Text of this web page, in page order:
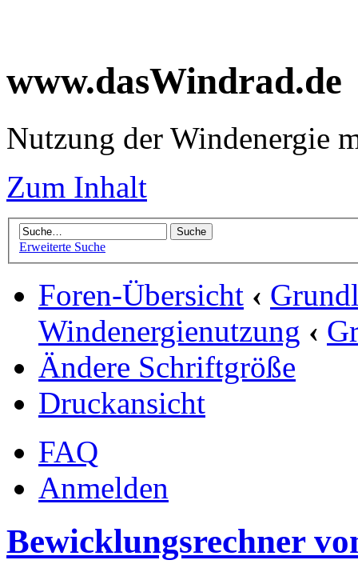
www.dasWindrad.de
Nutzung der Windenergie
Zum Inhalt
Erweiterte Suche
Foren-Übersicht ‹
Windenergienutzung ‹
Ändere Schriftgröße
Druckansicht
FAQ
Anmelden
Bewicklungsrechner